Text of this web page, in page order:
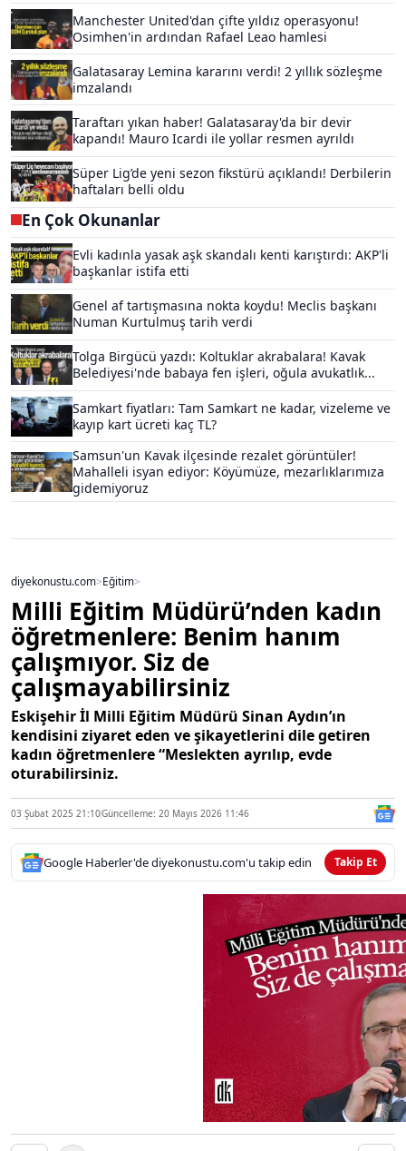
Manchester United'dan çifte yıldız operasyonu!
Osimhen'in ardından Rafael Leao hamlesi
Galatasaray Lemina kararını verdi! 2 yıllık sözleşme
imzalandı
Taraftarı yıkan haber! Galatasaray'da bir devir
kapandı! Mauro Icardi ile yollar resmen ayrıldı
Süper Lig’de yeni sezon fikstürü açıklandı! Derbilerin
haftaları belli oldu
En Çok Okunanlar
Evli kadınla yasak aşk skandalı kenti karıştırdı: AKP'li
başkanlar istifa etti
Genel af tartışmasına nokta koydu! Meclis başkanı
Numan Kurtulmuş tarih verdi
Tolga Birgücü yazdı: Koltuklar akrabalara! Kavak
Belediyesi'nde babaya fen işleri, oğula avukatlık...
Samkart fiyatları: Tam Samkart ne kadar, vizeleme ve
kayıp kart ücreti kaç TL?
Samsun'un Kavak ilçesinde rezalet görüntüler!
Mahalleli isyan ediyor: Köyümüze, mezarlıklarımıza
gidemiyoruz
diyekonustu.com>Eğitim>
Milli Eğitim Müdürü’nden kadın
öğretmenlere: Benim hanım
çalışmıyor. Siz de
çalışmayabilirsiniz
Eskişehir İl Milli Eğitim Müdürü Sinan Aydın’ın
kendisini ziyaret eden ve şikayetlerini dile getiren
kadın öğretmenlere “Meslekten ayrılıp, evde
oturabilirsiniz.
03 Şubat 2025 21:10Güncelleme: 20 Mayıs 2026 11:46
Google Haberler'de diyekonustu.com'u takip edin Takip Et